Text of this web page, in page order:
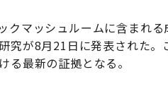
クマッシュルームに含まれ
究が8月21日に発表された。
る最新の証拠となる。